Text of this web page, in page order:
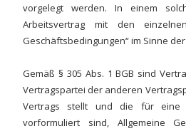
vorgelegt werden. In einem
Arbeitsvertrag mit den
Geschäftsbedingungen“ im Sinne der
Gemäß § 305 Abs. 1 BGB sind
Vertragspartei der anderen
Vertrags stellt und die für eine
vorformuliert sind, Allgemeine